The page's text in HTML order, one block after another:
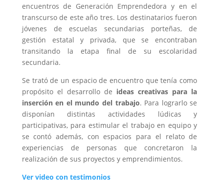
encuentros de Generación Emprendedora y en el
transcurso de este año tres. Los destinatarios fueron
jóvenes de escuelas secundarias porteñas, de
gestión estatal y privada, que se encontraban
transitando la etapa final de su escolaridad
secundaria.
Se trató de un espacio de encuentro que tenía como
propósito el desarrollo de ideas creativas para la
inserción en el mundo del trabajo. Para lograrlo se
disponían distintas actividades lúdicas y
participativas, para estimular el trabajo en equipo y
se contó además, con espacios para el relato de
experiencias de personas que concretaron la
realización de sus proyectos y emprendimientos.
Ver video con testimonios